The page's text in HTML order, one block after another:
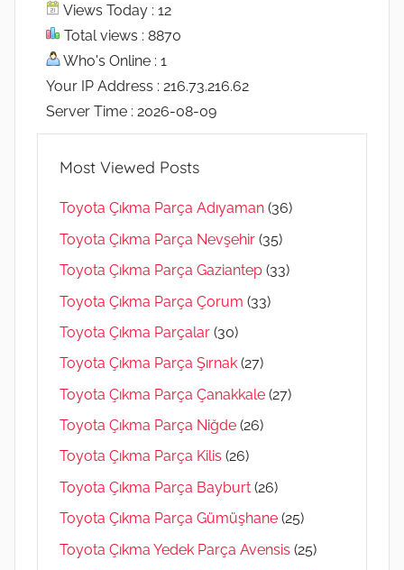
Views Today : 12
Total views : 8870
Who's Online : 1
Your IP Address : 216.73.216.62
Server Time : 2026-08-09
Most Viewed Posts
Toyota Çıkma Parça Adıyaman (36)
Toyota Çıkma Parça Nevşehir (35)
Toyota Çıkma Parça Gaziantep (33)
Toyota Çıkma Parça Çorum (33)
Toyota Çıkma Parçalar (30)
Toyota Çıkma Parça Şırnak (27)
Toyota Çıkma Parça Çanakkale (27)
Toyota Çıkma Parça Niğde (26)
Toyota Çıkma Parça Kilis (26)
Toyota Çıkma Parça Bayburt (26)
Toyota Çıkma Parça Gümüşhane (25)
Toyota Çıkma Yedek Parça Avensis (25)